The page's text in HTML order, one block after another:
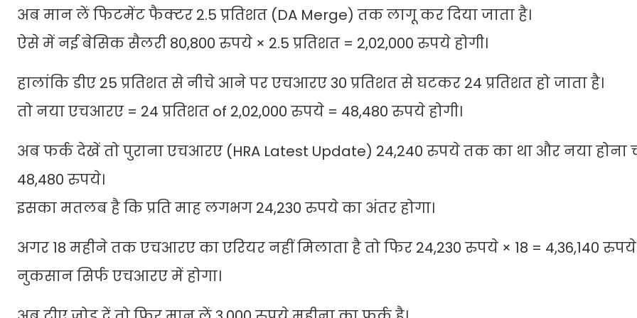
अब मान लें फिटमेंट फैक्टर 2.5 प्रतिशत (DA Merge) तक लागू कर दिया जाता है।
ऐसे में नई बेसिक सैलरी 80,800 रुपये × 2.5 प्रतिशत = 2,02,000 रुपये होगी।
हालांकि डीए 25 प्रतिशत से नीचे आने पर एचआरए 30 प्रतिशत से घटकर 24 प्रतिशत हो जाता है।
तो नया एचआरए = 24 प्रतिशत of 2,02,000 रुपये = 48,480 रुपये होगी।
अब फर्क देखें तो पुराना एचआरए (HRA Latest Update) 24,240 रुपये तक का था और नया होना
48,480 रुपये।
इसका मतलब है कि प्रति माह लगभग 24,230 रुपये का अंतर होगा।
अगर 18 महीने तक एचआरए का एरियर नहीं मिलाता है तो फिर 24,230 रुपये × 18 = 4,36,140
नुकसान सिर्फ एचआरए में होगा।